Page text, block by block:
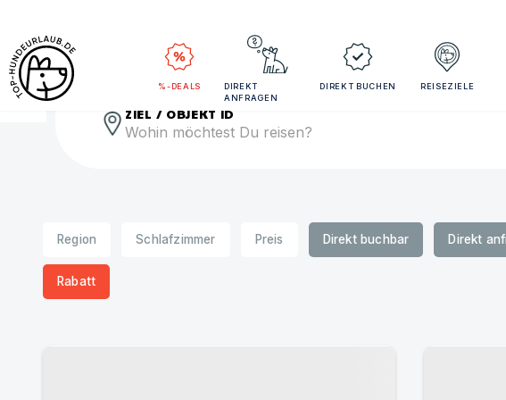
%-DEALS
DIREKT
ANFRAGEN
DIREKT BUCHEN REISEZIELE
Reisezeitraum
ZIEL / OBJEKT ID
Region Schlafzimmer Preis Direkt buchbar Direkt
Rabatt